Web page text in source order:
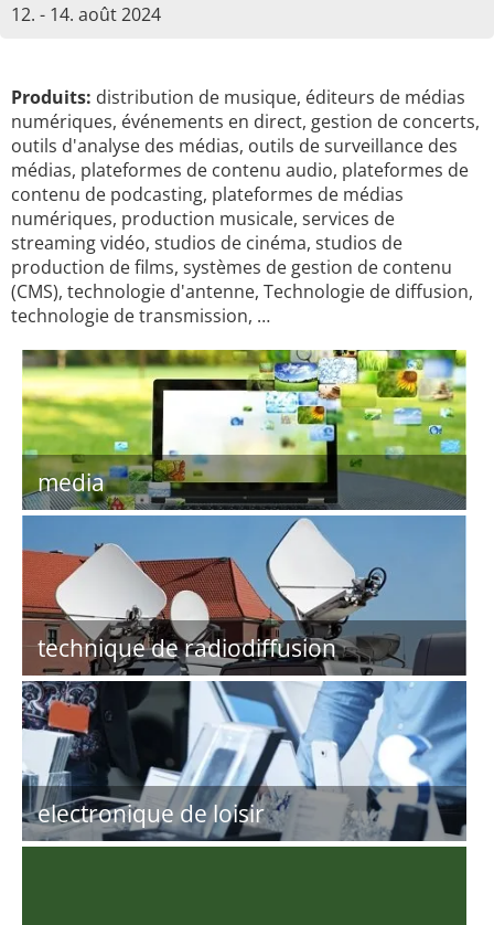
12. - 14. août 2024
Produits: distribution de musique, éditeurs de médias
numériques, événements en direct, gestion de concerts,
outils d'analyse des médias, outils de surveillance des
médias, plateformes de contenu audio, plateformes de
contenu de podcasting, plateformes de médias
numériques, production musicale, services de
streaming vidéo, studios de cinéma, studios de
production de films, systèmes de gestion de contenu
(CMS), technologie d'antenne, Technologie de diffusion,
technologie de transmission, …
media
technique de radiodiffusion
electronique de loisir